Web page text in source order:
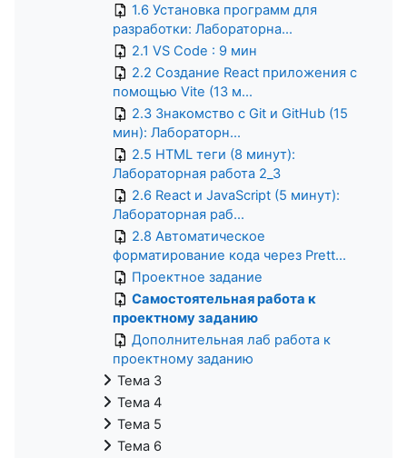
1.6 Установка программ для
разработки: Лабораторна...
2.1 VS Code : 9 мин
2.2 Создание React приложения с
помощью Vite (13 м...
2.3 Знакомство с Git и GitHub (15
мин): Лабораторн...
2.5 HTML теги (8 минут):
Лабораторная работа 2_3
2.6 React и JavaScript (5 минут):
Лабораторная раб...
2.8 Автоматическое
форматирование кода через Prett...
Проектное задание
Самостоятельная работа к
проектному заданию
Дополнительная лаб работа к
проектному заданию
Тема 3
Тема 4
Тема 5
Тема 6